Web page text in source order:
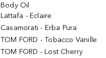
Body Oil
Lattafa - Eclaire
Casamorati - Erba Pura
TOM FORD - Tobacco Vanille
TOM FORD - Lost Cherry